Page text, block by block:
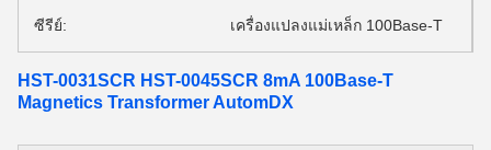
ซีรีย์: เครื่องแปลงแม่เหล็ก 100Base-T
HST-0031SCR HST-0045SCR 8mA 100Base-T
Magnetics Transformer AutomDX